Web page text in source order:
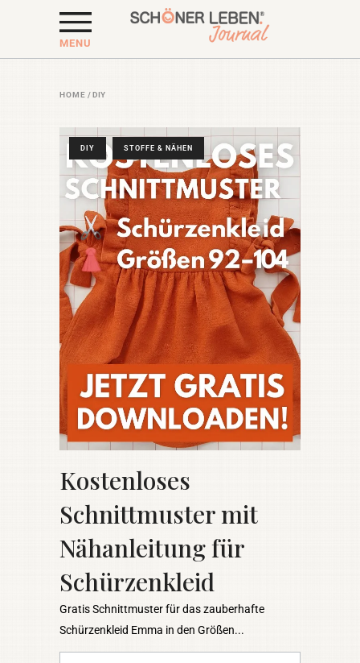
MENU
HOME /DIY
DIY STOFFE & NÄHEN
Kostenloses
Schnittmuster mit
Nähanleitung für
Schürzenkleid
Gratis Schnittmuster für das zauberhafte
Schürzenkleid Emma in den Größen